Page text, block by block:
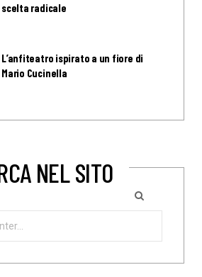
scelta radicale
L’anfiteatro ispirato a un fiore di
Mario Cucinella
NEL SITO